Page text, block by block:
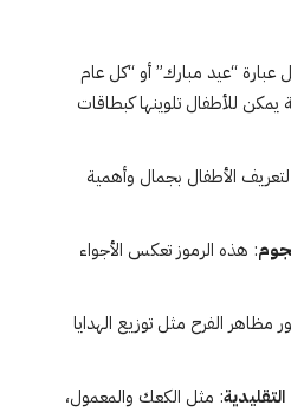
عبارة “عيد مبارك” أو “كل عام
يمكن للأطفال تلوينها كبطاقات
الأطفال بجمال وأهمية
: هذه الرموز تعكس الأجواء
مظاهر الفرح مثل توزيع الهدايا
: مثل الكعك والمعمول،